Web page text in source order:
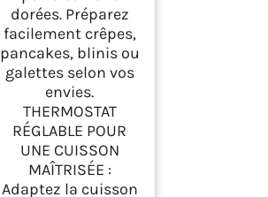
dorées. Préparez
facilement crêpes,
pancakes, blinis ou
galettes selon vos
envies.
THERMOSTAT
RÉGLABLE POUR
UNE CUISSON
MAÎTRISÉE :
Adaptez la cuisson